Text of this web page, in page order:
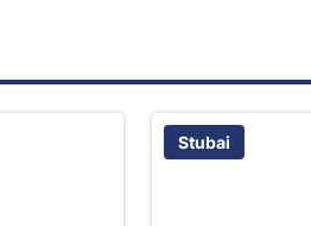
Stubai